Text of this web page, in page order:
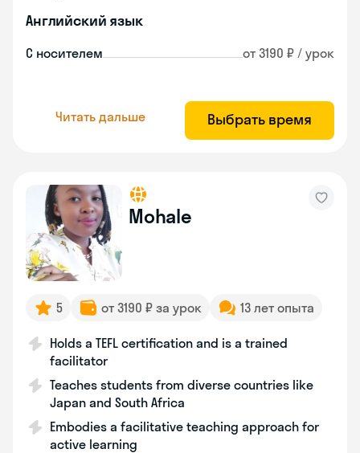
Английский язык
С носителем от 3190 ₽ / урок
Читать дальше Выбрать время
Mohale
5 от 3190 ₽ за урок 13 лет опыта
Holds a TEFL certification and is a trained
facilitator
Teaches students from diverse countries like
Japan and South Africa
Embodies a facilitative teaching approach for
active learning